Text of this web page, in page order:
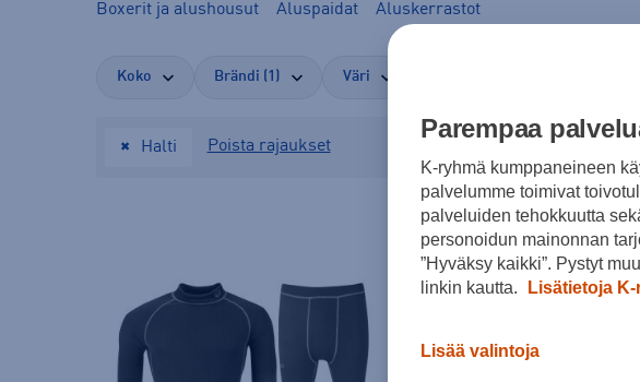
Boxerit ja alushousut Aluspaidat Aluskerrastot
Koko Brändi (1) Väri
✖ Halti Poista rajaukset
Parempaa
K-ryhmä kumppaneineen
palvelumme toimivat
palveluiden tehokkuutta
personoidun mainonnan
”Hyväksy kaikki”. Pystyt
linkin kautta.
Lisätietoja
Lisää valintoja